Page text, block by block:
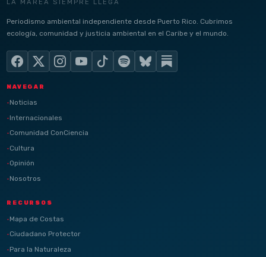
LA MAREA SIEMPRE LLEGA
Periodismo ambiental independiente desde Puerto Rico. Cubrimos
ecología, comunidad y justicia ambiental en el Caribe y el mundo.
NAVEGAR
Noticias
Internacionales
Comunidad ConCiencia
Cultura
Opinión
Nosotros
RECURSOS
Mapa de Costas
Ciudadano Protector
Para la Naturaleza